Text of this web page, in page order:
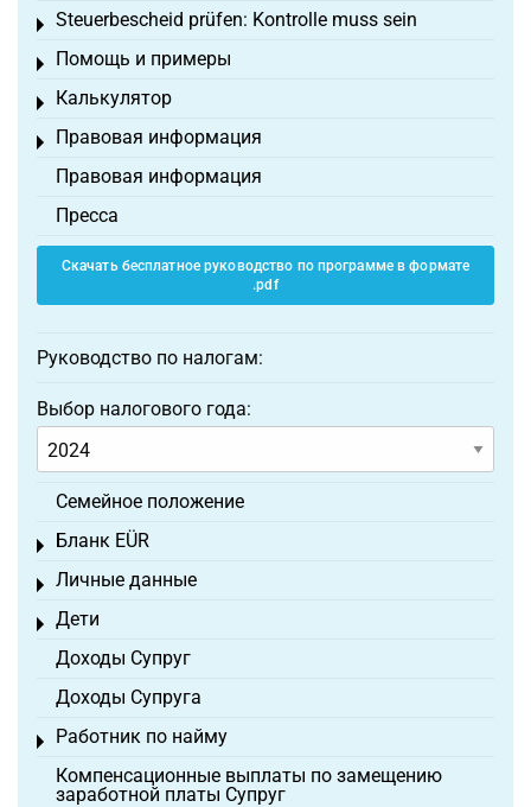
Steuerbescheid prüfen: Kontrolle muss sein
Toggle menu
Помощь и примеры
Toggle menu
Калькулятор
Toggle menu
Правовая информация
Toggle menu
Правовая информация
Пресса
Скачать бесплатное руководство по программе в формате
.pdf
Руководство по налогам:
Выбор налогового года:
Семейное положение
Бланк EÜR
Toggle menu
Личные данные
Toggle menu
Дети
Toggle menu
Доходы Супруг
Доходы Супруга
Работник по найму
Toggle menu
Компенсационные выплаты по замещению
заработной платы Супруг